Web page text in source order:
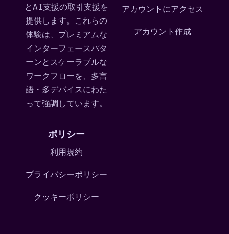
とAI支援の取引支援を
提供します。これらの
体験は、プレミアムな
インターフェースパタ
ーンとスケーラブルな
ワークフローを、多言
語・多デバイスにわた
って強調しています。
アカウントにアクセス
アカウント作成
ポリシー
利用規約
プライバシーポリシー
クッキーポリシー